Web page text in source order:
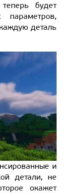
будет
параметров,
деталь
и
детали, не
окажет